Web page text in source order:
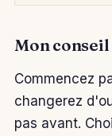
Mon
Commencez
changerez
pas avant.